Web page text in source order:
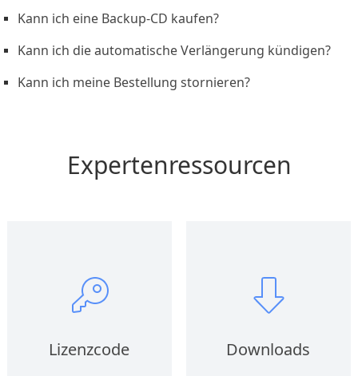
Kann ich eine Backup-CD kaufen?
Kann ich die automatische Verlängerung kündigen?
Kann ich meine Bestellung stornieren?
Expertenressourcen
Lizenzcode Downloads